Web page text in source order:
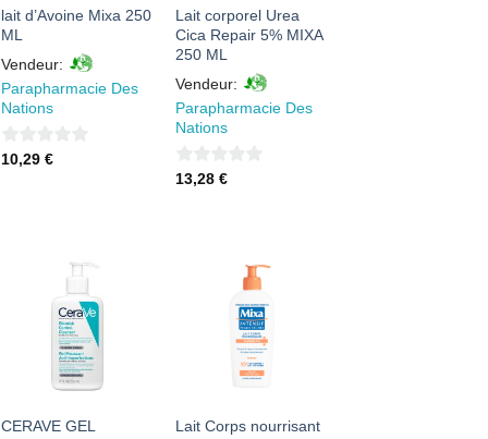
lait d’Avoine Mixa 250
ML
Vendeur:
Parapharmacie Des
Nations
0
10,29 €
Lait corporel Urea
Cica Repair 5% MIXA
250 ML
Vendeur:
Parapharmacie Des
Nations
0
13,28 €
AJOUTER
À MES
FAVORIS
CERAVE GEL
AJOUTER
À MES
FAVORIS
Lait Corps nourrisant